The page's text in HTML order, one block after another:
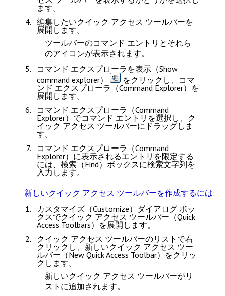
ます。
編集したいクイック アクセス ツールバーを
展開します。
ツールバーのコマンド エントリとそれら
のアイコンが表示されます。
コマンド エクスプローラを表示（Show
command explorer）
をクリックし、 コマ
ンド エクスプローラ（Command Explorer） を
展開します。
コマンド エクスプローラ（Command
Explorer） でコマンド エントリを選択し、ク
イック アクセス ツールバーにドラッグしま
す。
コマンド エクスプローラ（Command
Explorer） に表示されるエントリを限定する
には、検索（Find）ボックスに検索文字列を
入力します。
新しいクイック アクセス ツールバーを作成するには:
カスタマイズ（Customize） ダイアログ ボッ
クスでクイック アクセス ツールバー（Quick
Access Toolbars） を展開します。
クイック アクセス ツールバーのリストで右
クリックし、 新しいクイック アクセス ツー
ルバー（New Quick Access Toolbar） をクリッ
クします。
新しいクイック アクセス ツールバーがリ
ストに追加されます。